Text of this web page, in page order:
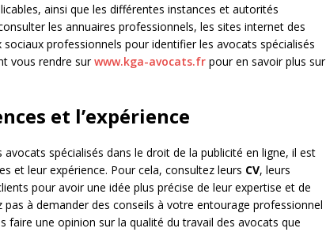
ainsi que les différentes instances et autorités
les annuaires professionnels, les sites internet des
professionnels pour identifier les avocats spécialisés
vous rendre surwww.kga-avocats.fr pour en savoir plus sur
et l’expérience
spécialisés dans le droit de la publicité en ligne, il est
et leur expérience. Pour cela, consultez leurs CV, leurs
pour avoir une idée plus précise de leur expertise et de
pas à demander des conseils à votre entourage professionnel
faire une opinion sur la qualité du travail des avocats que